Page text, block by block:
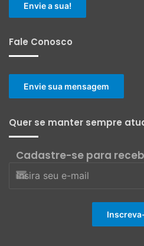
Envie a sua!
Fale Conosco
Envie sua mensagem
Quer se manter sempre
Cadastre-se para